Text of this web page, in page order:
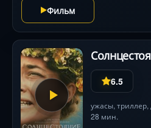
Фильм
6.5
ужасы, триллер,
28 мин.